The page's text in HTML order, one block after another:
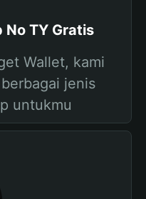
TY Gratis
Wallet, kami
jenis
untukmu